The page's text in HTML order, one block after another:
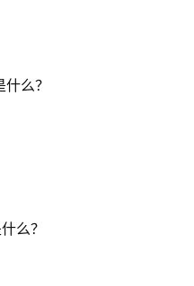
么？
么？